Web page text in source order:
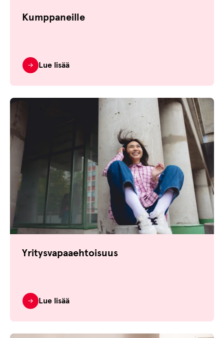
Kumppaneille
Lue lisää
Yritysvapaaehtoisuus
Lue lisää